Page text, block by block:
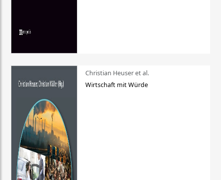
Christian Heuser et al.
Wirtschaft mit Würde